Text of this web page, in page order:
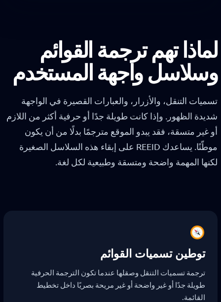
لماذا تهم ترجمة القوائم
وسلاسل واجهة المستخدم
تسميات التنقل، والأزرار، والعبارات القصيرة في الواجهة
شديدة الظهور. وإذا كانت طويلة جدًا أو حرفية أكثر من اللازم
أو غير متسقة، فقد يبدو الموقع مترجمًا بدلًا من أن يكون
موطّنًا. يساعدك REEID على إبقاء هذه السلاسل الصغيرة
لكنها المهمة واضحة ومتسقة وطبيعية لكل لغة.
توطين تسميات القوائم
ترجمة تسميات التنقل وصقلها عندما تكون الترجمة الحرفية
طويلة جدًا أو غير واضحة أو غير مريحة بصريًا داخل تخطيط
القائمة.